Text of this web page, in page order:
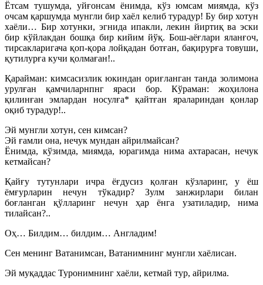
Ётсам тушумда, уйғонсам ёнимда, кўз юмсам миямда, кўз
очсам қаршумда мунгли бир хаёл келиб турадур! Бу бир хотун
хаёли… Бир хотунки, эгнида ипакли, лекин йиртиқ ва эски
бир кўйлакдан бошқа бир кийим йўқ. Бош-аёғлари яланғоч,
тирсакларигача қоп-қора лойқадан ботған, бақирурға товуши,
қутилурға кучи қолмаған!..
Қарайман: кимсасизлик юкиндан ориғланган танда золимона
урулған қамчиларнпнг яраси бор. Кўраман: жоҳилона
қилинған эмлардан носулға* қайтған яралариндан қонлар
оқиб турадур!..
Эй мунгли хотун, сен кимсан?
Эй ғамли она, нечук мундан айрилмайсан?
Ёнимда, кўзимда, миямда, юрагимда нима ахтарасан, нечук
кетмайсан?
Қайғу тутунлари ичра ёғдусиз қолған кўзларинг, у ёш
ёмғурларин нечун тўкадир? Зулм занжирлари билан
боғланган қўлларинг нечун ҳар ёнга узатиладир, нима
тилайсан?..
Оҳ… Билдим… билдим… Англадим!
Сен менинг Ватанимсан, Ватанимнинг мунгли хаёлисан.
Эй муқаддас Туронимнинг хаёли, кетмай тур, айрилма.